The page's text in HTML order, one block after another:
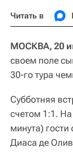
Читать в
МОСКВА, 20
своем поле
30-го тура
Субботняя
счетом 1:1.
минута)
Диаса де